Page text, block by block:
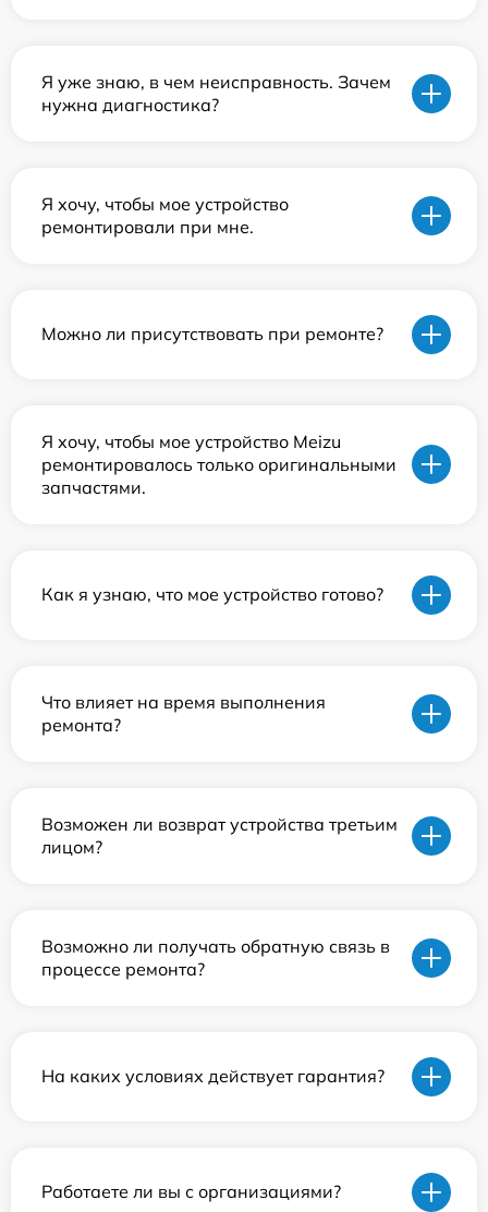
Я уже знаю, в чем неисправность. Зачем
нужна диагностика?
Я хочу, чтобы мое устройство
ремонтировали при мне.
Можно ли присутствовать при ремонте?
Я хочу, чтобы мое устройство Meizu
ремонтировалось только оригинальными
запчастями.
Как я узнаю, что мое устройство готово?
Что влияет на время выполнения
ремонта?
Возможен ли возврат устройства третьим
лицом?
Возможно ли получать обратную связь в
процессе ремонта?
На каких условиях действует гарантия?
Работаете ли вы с организациями?